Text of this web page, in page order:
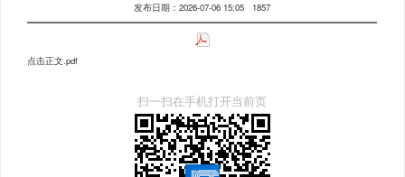
发布日期：2026-07-06 15:05 1857
点击正文.pdf
扫一扫在手机打开当前页